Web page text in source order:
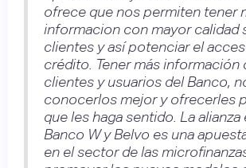
ofrece que nos permiten tener
informacion con mayor calidad
clientes y así potenciar el
crédito. Tener más información
clientes y usuarios del Banco,
conocerlos mejor y ofrecerles
que les haga sentido. La alianza
Banco W y Belvo es una
en el sector de las